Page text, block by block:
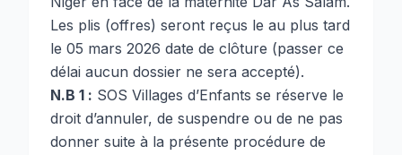
Les plis (offres) seront reçus le au plus tard
le 05 mars 2026 date de clôture (passer ce
délai aucun dossier ne sera accepté).
N.B 1 : SOS Villages d’Enfants se réserve le
droit d’annuler, de suspendre ou de ne pas
donner suite à la présente procédure de